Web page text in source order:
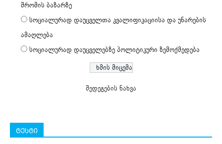
შრომის ბაზარზე
სოციალურად დაუცველთა კვალიფიკაციისა და უნარების
ამაღლება
სოციალურად დაუცველებზე პოლიტიკური ზემოქმედება
შედეგების ნახვა
ტესტი